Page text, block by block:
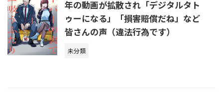
年の動画が拡散され「デジタルタト
ゥーになる」「損害賠償だね」など
皆さんの声（違法行為です）
未分類